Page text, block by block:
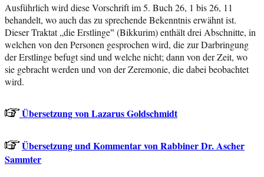
Ausführlich wird diese Vorschrift im 5. Buch 26, 1 bis 26, 11
behandelt, wo auch das zu sprechende Bekenntnis erwähnt ist.
Dieser Traktat „die Erstlinge‟ (Bikkurim) enthält drei Abschnitte, in
welchen von den Personen gesprochen wird, die zur Darbringung
der Erstlinge befugt sind und welche nicht; dann von der Zeit, wo
sie gebracht werden und von der Zeremonie, die dabei beobachtet
wird.
Übersetzung von Lazarus Goldschmidt
Übersetzung und Kommentar von Rabbiner Dr. Ascher
Sammter